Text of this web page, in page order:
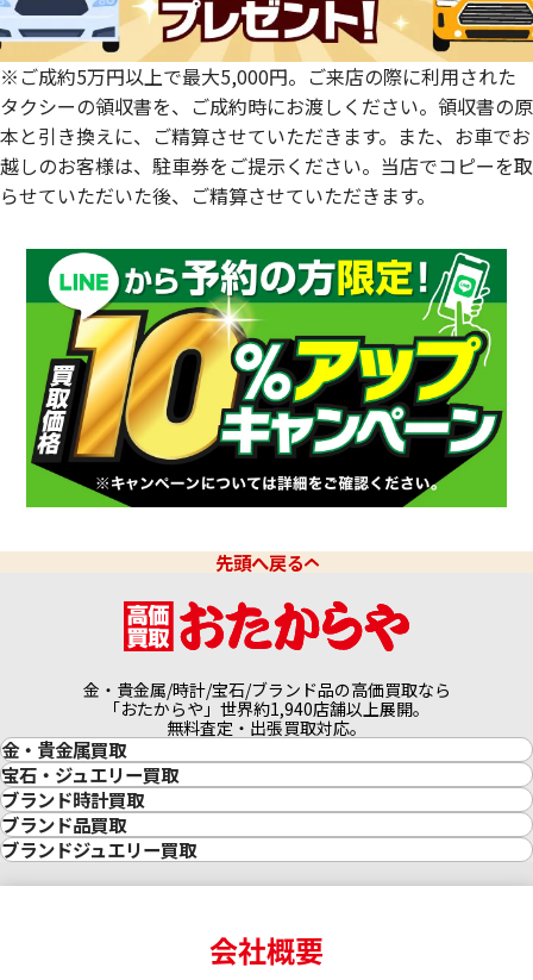
※ご成約5万円以上で最大5,000円。ご来店の際に利用された
タクシーの領収書を、ご成約時にお渡しください。領収書の原
本と引き換えに、ご精算させていただきます。また、お車でお
越しのお客様は、駐車券をご提示ください。当店でコピーを取
らせていただいた後、ご精算させていただきます。
先頭へ戻る
金・貴金属/時計/宝石/ブランド品の高価買取なら
「おたからや」世界約1,940店舗以上展開。
無料査定・出張買取対応。
金・貴金属買取
金買取
金の相場価格情報
金の参考買取価格一覧
インゴット買取
インゴットの相場価格情報
24金買取
宝石・ジュエリー買取
宝石・ジュエリー買取
ダイヤモンド買取
ダイヤモンド・宝石の参考価格一覧
リング・結婚指輪買取
エメラルド買取
ブランド時計買取
時計買取
ロレックス買取
ロレックス デイトナ買取
ロレックス サブマリーナー買取
ロレックス エクスプローラー買取
ロレックス デイトジャスト買取
ブランド品買取
ブランド買取
ブランドジュエリー買取
ヴァンクリーフ＆アーペル買取会社概要